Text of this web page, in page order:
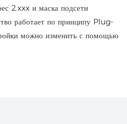
2.xxx и маска подсети
работает по принципу Plug-
можно изменить с помощью